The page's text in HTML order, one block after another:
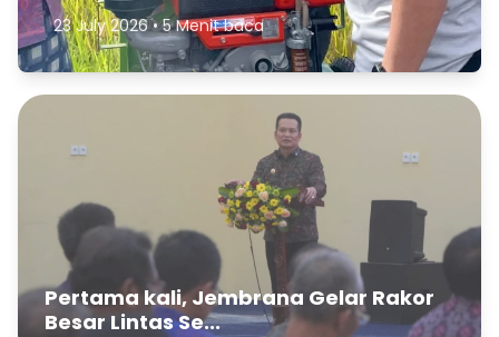
23 July 2026 • 5 Menit baca
Pertama kali, Jembrana Gelar Rakor
Besar Lintas Se...